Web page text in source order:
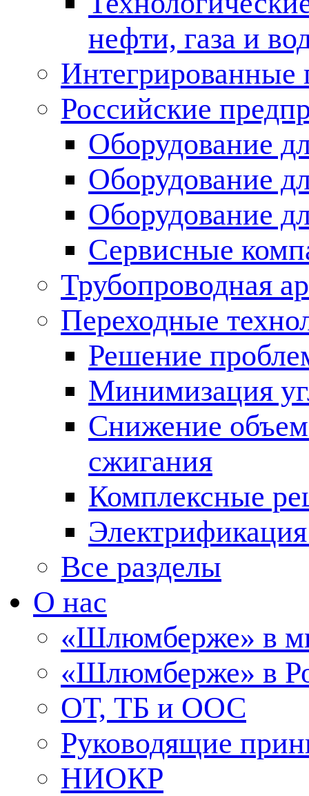
нефти, газа и
Российские
Оборудование
Оборудование
Оборудование
Сервисные
Трубопроводная
Переходные
Решение
Минимизация
Снижение
сжигания
Комплексные
Все разделы
О нас
«Шлюмберже» в
«Шлюмберже» в
ОТ, ТБ и ООС
Руководящие
НИОКР